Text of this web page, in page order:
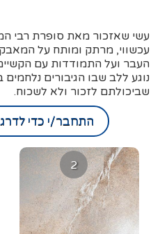
עשי שאזכור מאת סופרת רבי
עכשווי, מרתק ומותח על
העבר ועל התמודדות עם
נוגע ללב שבו הגיבורים
שביכולתם לזכור ולא לשכוח.
התחבר/י כדי
2